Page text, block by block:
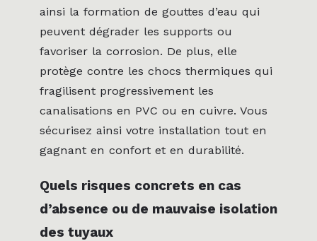
ainsi la formation de gouttes d’eau qui
peuvent dégrader les supports ou
favoriser la corrosion. De plus, elle
protège contre les chocs thermiques qui
fragilisent progressivement les
canalisations en PVC ou en cuivre. Vous
sécurisez ainsi votre installation tout en
gagnant en confort et en durabilité.
Quels risques concrets en cas
d’absence ou de mauvaise isolation
des tuyaux